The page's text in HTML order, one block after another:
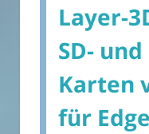
Layer-
SD-
Karten
für